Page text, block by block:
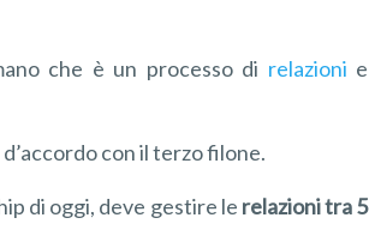
che è un processo di relazioni e
con il terzo filone.
di oggi, deve gestire le relazioni tra 5